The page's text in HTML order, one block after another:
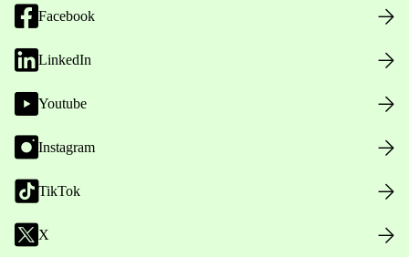
Facebook
LinkedIn
Youtube
Instagram
TikTok
X